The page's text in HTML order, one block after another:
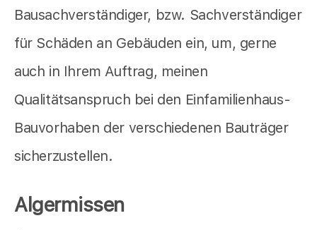
Bausachverständiger, bzw. Sachverständiger
für Schäden an Gebäuden ein, um, gerne
auch in Ihrem Auftrag, meinen
Qualitätsanspruch bei den Einfamilienhaus-
Bauvorhaben der verschiedenen Bauträger
sicherzustellen.
Algermissen